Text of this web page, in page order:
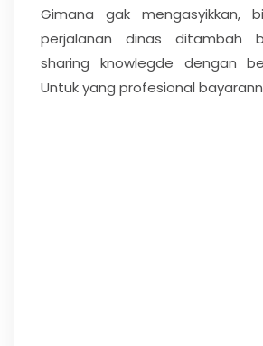
Gimana gak mengasyikkan,
perjalanan dinas ditambah
sharing knowlegde dengan
Untuk yang profesional